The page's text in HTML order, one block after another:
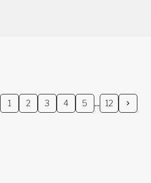
1 2 3 4 5 12